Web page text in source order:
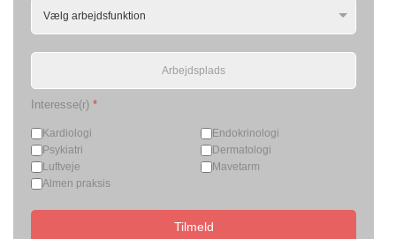
Interesse(r) *
Kardiologi
Endokrinologi
Psykiatri
Dermatologi
Luftveje
Mavetarm
Almen praksis
Tilmeld